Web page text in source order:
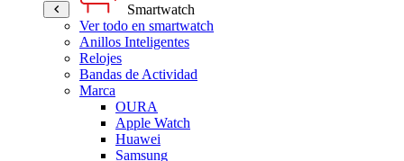
Smartwatch
Ver todo en smartwatch
Anillos Inteligentes
Relojes
Bandas de Actividad
Marca
OURA
Apple Watch
Huawei
Samsung